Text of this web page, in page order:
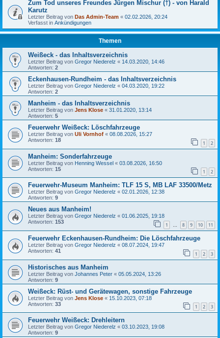
Zum Tod unseres Freundes Jürgen Mischur (†) - von Harald
Karutz
Letzter Beitrag von Das Admin-Team « 02.02.2026, 20:24
Verfasst in Ankündigungen
Themen
Weißeck - das Inhaltsverzeichnis
Letzter Beitrag von Gregor Niederelz « 14.03.2020, 14:46
Antworten: 2
Eckenhausen-Rundheim - das Inhaltsverzeichnis
Letzter Beitrag von Gregor Niederelz « 04.03.2020, 19:22
Antworten: 2
Manheim - das Inhaltsverzeichnis
Letzter Beitrag von Jens Klose « 31.01.2020, 13:14
Antworten: 5
Feuerwehr Weißeck: Löschfahrzeuge
Letzter Beitrag von Uli Vornhof « 08.08.2026, 15:27
Antworten: 18 1 2
Manheim: Sonderfahrzeuge
Letzter Beitrag von Henning Wessel « 03.08.2026, 16:50
Antworten: 15 1 2
Feuerwehr-Museum Manheim: TLF 15 S, MB LAF 33500/Metz
Letzter Beitrag von Gregor Niederelz « 02.01.2026, 12:38
Antworten: 9
Neues aus Manheim!
Letzter Beitrag von Gregor Niederelz « 01.06.2025, 19:18
Antworten: 153 1 … 8 9 10 11
Feuerwehr Eckenhausen-Rundheim: Die Löschfahrzeuge
Letzter Beitrag von Gregor Niederelz « 08.07.2024, 19:47
Antworten: 41 1 2 3
Historisches aus Manheim
Letzter Beitrag von Johannes Peter « 05.05.2024, 13:26
Antworten: 9
Weißeck: Rüst- und Gerätewagen, sonstige Fahrzeuge
Letzter Beitrag von Jens Klose « 15.10.2023, 07:18
Antworten: 33 1 2 3
Feuerwehr Weißeck: Drehleitern
Letzter Beitrag von Gregor Niederelz « 03.10.2023, 19:08
Antworten: 9